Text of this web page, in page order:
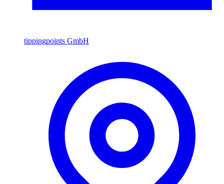
tippingpoints GmbH